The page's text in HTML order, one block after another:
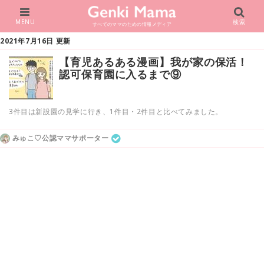
すべてのママのための情報メディア
MENU 検索
2021年7月16日 更新
【育児あるある漫画】我が家の保活！
認可保育園に入るまで⑨
3件目は新設園の見学に行き、1件目・2件目と比べてみました。
みゅこ♡公認ママサポーター